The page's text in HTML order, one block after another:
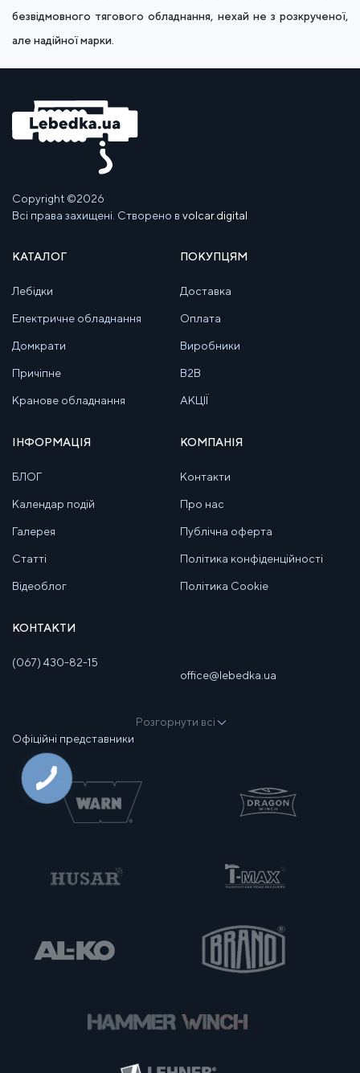
безвідмовного тягового обладнання, нехай не з розкрученої,
але надійної марки.
Copyright ©2026
Всі права захищені. Створено в volcar.digital
КАТАЛОГ
Лебідки
Електричне обладнання
Домкрати
Причіпне
Кранове обладнання
ПОКУПЦЯМ
Доставка
Оплата
Виробники
B2B
АКЦІЇ
ІНФОРМАЦІЯ
БЛОГ
Календар подій
Галерея
Статті
Відеоблог
КОМПАНІЯ
Контакти
Про нас
Публічна оферта
Політика конфіденційності
Політика Cookie
КОНТАКТИ
(067) 430-82-15
office@lebedka.ua
Розгорнути всі
Офіційні представники